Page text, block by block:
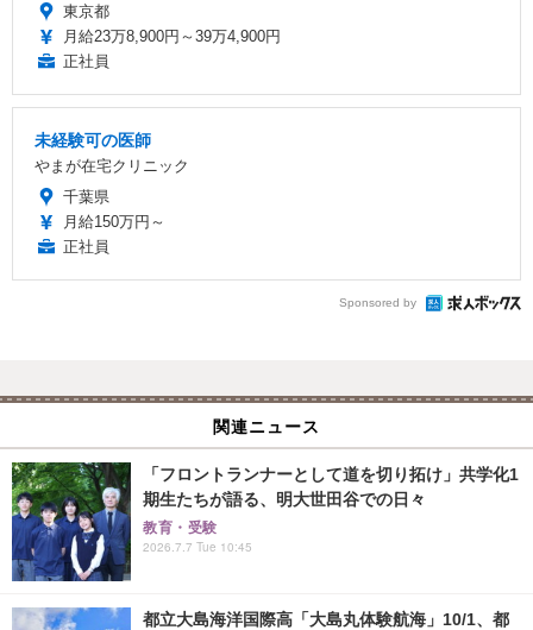
東京都
月給23万8,900円～39万4,900円
正社員
未経験可の医師
やまが在宅クリニック
千葉県
月給150万円～
正社員
Sponsored by
関連ニュース
「フロントランナーとして道を切り拓け」共学化1
期生たちが語る、明大世田谷での日々
教育・受験
2026.7.7 Tue 10:45
都立大島海洋国際高「大島丸体験航海」10/1、都